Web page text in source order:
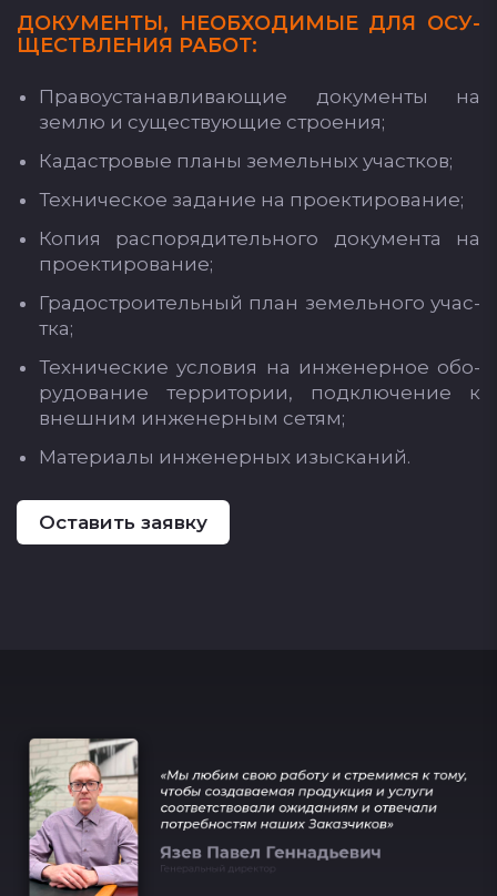
ДО­КУ­МЕН­ТЫ, НЕ­ОБ­ХО­ДИ­МЫЕ ДЛЯ ОСУ­
ЩЕСТ­ВЛЕ­НИЯ РА­БОТ:
Пра­во­ус­та­нав­ли­ва­ющие до­ку­мен­ты на
зем­лю и су­щес­тву­ющие стро­ения;
Ка­дас­тро­вые пла­ны зе­мель­ных учас­тков;
Тех­ни­чес­кое за­да­ние на про­ек­ти­ро­ва­ние;
Ко­пия рас­по­ря­ди­тель­но­го до­ку­мен­та на
про­ек­ти­ро­ва­ние;
Гра­дос­тро­итель­ный план зе­мель­но­го учас­
тка;
Тех­ни­чес­кие ус­ло­вия на ин­же­нер­ное обо­
ру­до­ва­ние тер­ри­то­рии, под­клю­че­ние к
внеш­ним ин­же­нер­ным се­тям;
Ма­те­ри­алы ин­же­нер­ных изыс­ка­ний.
Оставить заявку